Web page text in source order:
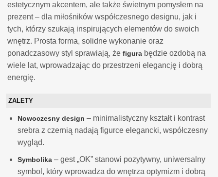
estetycznym akcentem, ale także świetnym pomysłem na
prezent – dla miłośników współczesnego designu, jak i
tych, którzy szukają inspirujących elementów do swoich
wnętrz. Prosta forma, solidne wykonanie oraz
ponadczasowy styl sprawiają, że figura będzie ozdobą na
wiele lat, wprowadzając do przestrzeni elegancję i dobrą
energię.
ZALETY
Nowoczesny design – minimalistyczny kształt i kontrast
srebra z czernią nadają figurce elegancki, współczesny
wygląd.
Symbolika– gest „OK” stanowi pozytywny, uniwersalny
symbol, który wprowadza do wnętrza optymizm i dobrą